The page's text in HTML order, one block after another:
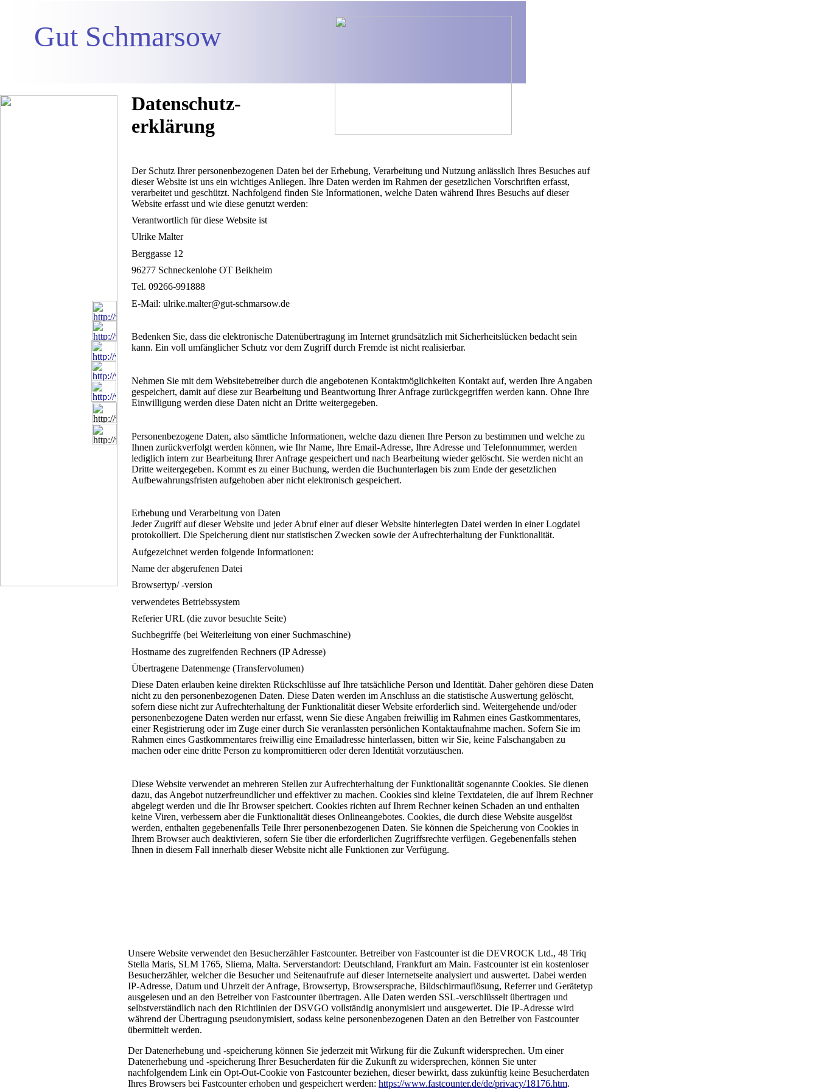
Datenschutz-
erklärung
Gut Schmarsow
Der Schutz Ihrer personenbezogenen Daten bei der Erhebung, Verarbeitung und Nutzung anlässlich Ihres Besuches auf
dieser Website ist uns ein wichtiges Anliegen. Ihre Daten werden im Rahmen der gesetzlichen Vorschriften erfasst,
verarbeitet und geschützt. Nachfolgend finden Sie Informationen, welche Daten während Ihres Besuchs auf dieser
Website erfasst und wie diese genutzt werden:
Verantwortlich für diese Website ist
Ulrike Malter
Berggasse 12
96277 Schneckenlohe OT Beikheim
Tel. 09266-991888
E-Mail: ulrike.malter@gut-schmarsow.de
Bedenken Sie, dass die elektronische Datenübertragung im Internet grundsätzlich mit Sicherheitslücken bedacht sein
kann. Ein voll umfänglicher Schutz vor dem Zugriff durch Fremde ist nicht realisierbar.
Nehmen Sie mit dem Websitebetreiber durch die angebotenen Kontaktmöglichkeiten Kontakt auf, werden Ihre Angaben
gespeichert, damit auf diese zur Bearbeitung und Beantwortung Ihrer Anfrage zurückgegriffen werden kann. Ohne Ihre
Einwilligung werden diese Daten nicht an Dritte weitergegeben.
Personenbezogene Daten, also sämtliche Informationen, welche dazu dienen Ihre Person zu bestimmen und welche zu
Ihnen zurückverfolgt werden können, wie Ihr Name, Ihre Email-Adresse, Ihre Adresse und Telefonnummer, werden
lediglich intern zur Bearbeitung Ihrer Anfrage gespeichert und nach Bearbeitung wieder gelöscht. Sie werden nicht an
Dritte weitergegeben. Kommt es zu einer Buchung, werden die Buchunterlagen bis zum Ende der gesetzlichen
Aufbewahrungsfristen aufgehoben aber nicht elektronisch gespeichert.
Erhebung und Verarbeitung von Daten
Jeder Zugriff auf dieser Website und jeder Abruf einer auf dieser Website hinterlegten Datei werden in einer Logdatei
protokolliert. Die Speicherung dient nur statistischen Zwecken sowie der Aufrechterhaltung der Funktionalität.
Aufgezeichnet werden folgende Informationen:
Name der abgerufenen Datei
Browsertyp/ -version
verwendetes Betriebssystem
Referier URL (die zuvor besuchte Seite)
Suchbegriffe (bei Weiterleitung von einer Suchmaschine)
Hostname des zugreifenden Rechners (IP Adresse)
Übertragene Datenmenge (Transfervolumen)
Diese Daten erlauben keine direkten Rückschlüsse auf Ihre tatsächliche Person und Identität. Daher gehören diese Daten
nicht zu den personenbezogenen Daten. Diese Daten werden im Anschluss an die statistische Auswertung gelöscht,
sofern diese nicht zur Aufrechterhaltung der Funktionalität dieser Website erforderlich sind. Weitergehende und/oder
personenbezogene Daten werden nur erfasst, wenn Sie diese Angaben freiwillig im Rahmen eines Gastkommentares,
einer Registrierung oder im Zuge einer durch Sie veranlassten persönlichen Kontaktaufnahme machen. Sofern Sie im
Rahmen eines Gastkommentares freiwillig eine Emailadresse hinterlassen, bitten wir Sie, keine Falschangaben zu
machen oder eine dritte Person zu kompromittieren oder deren Identität vorzutäuschen.
Diese Website verwendet an mehreren Stellen zur Aufrechterhaltung der Funktionalität sogenannte Cookies. Sie dienen
dazu, das Angebot nutzerfreundlicher und effektiver zu machen. Cookies sind kleine Textdateien, die auf Ihrem Rechner
abgelegt werden und die Ihr Browser speichert. Cookies richten auf Ihrem Rechner keinen Schaden an und enthalten
keine Viren, verbessern aber die Funktionalität dieses Onlineangebotes. Cookies, die durch diese Website ausgelöst
werden, enthalten gegebenenfalls Teile Ihrer personenbezogenen Daten. Sie können die Speicherung von Cookies in
Ihrem Browser auch deaktivieren, sofern Sie über die erforderlichen Zugriffsrechte verfügen. Gegebenenfalls stehen
Ihnen in diesem Fall innerhalb dieser Website nicht alle Funktionen zur Verfügung.
Unsere Website verwendet den Besucherzähler Fastcounter. Betreiber von Fastcounter ist die DEVROCK Ltd., 48 Triq
Stella Maris, SLM 1765, Sliema, Malta. Serverstandort: Deutschland, Frankfurt am Main. Fastcounter ist ein kostenloser
Besucherzähler, welcher die Besucher und Seitenaufrufe auf dieser Internetseite analysiert und auswertet. Dabei werden
IP-Adresse, Datum und Uhrzeit der Anfrage, Browsertyp, Browsersprache, Bildschirmauflösung, Referrer und Gerätetyp
ausgelesen und an den Betreiber von Fastcounter übertragen. Alle Daten werden SSL-verschlüsselt übertragen und
selbstverständlich nach den Richtlinien der DSVGO vollständig anonymisiert und ausgewertet. Die IP-Adresse wird
während der Übertragung pseudonymisiert, sodass keine personenbezogenen Daten an den Betreiber von Fastcounter
übermittelt werden.
Der Datenerhebung und -speicherung können Sie jederzeit mit Wirkung für die Zukunft widersprechen. Um einer
Datenerhebung und -speicherung Ihrer Besucherdaten für die Zukunft zu widersprechen, können Sie unter
nachfolgendem Link ein Opt-Out-Cookie von Fastcounter beziehen, dieser bewirkt, dass zukünftig keine Besucherdaten
Ihres Browsers bei Fastcounter erhoben und gespeichert werden: https://www.fastcounter.de/de/privacy/18176.htm.